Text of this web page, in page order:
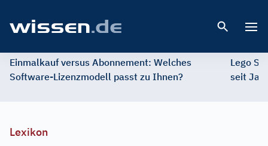
Einmalkauf versus Abonnement: Welches
Software-Lizenzmodell passt zu Ihnen?
Lego
seit
Lexikon